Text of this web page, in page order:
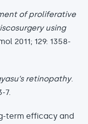
of proliferative
using
2011; 129: 1358-
retinopathy.
7.
term efficacy and